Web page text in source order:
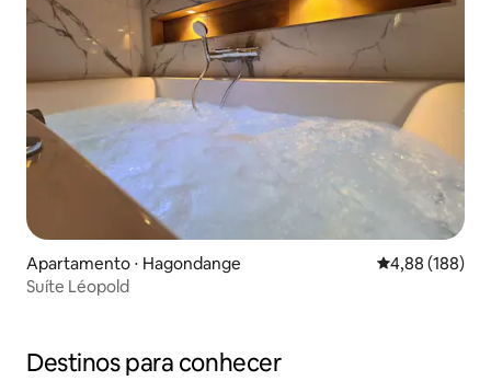
Apartamento ⋅ Hagondange 4,88 de uma
4,88 (188)
Suíte Léopold
Destinos para conhecer